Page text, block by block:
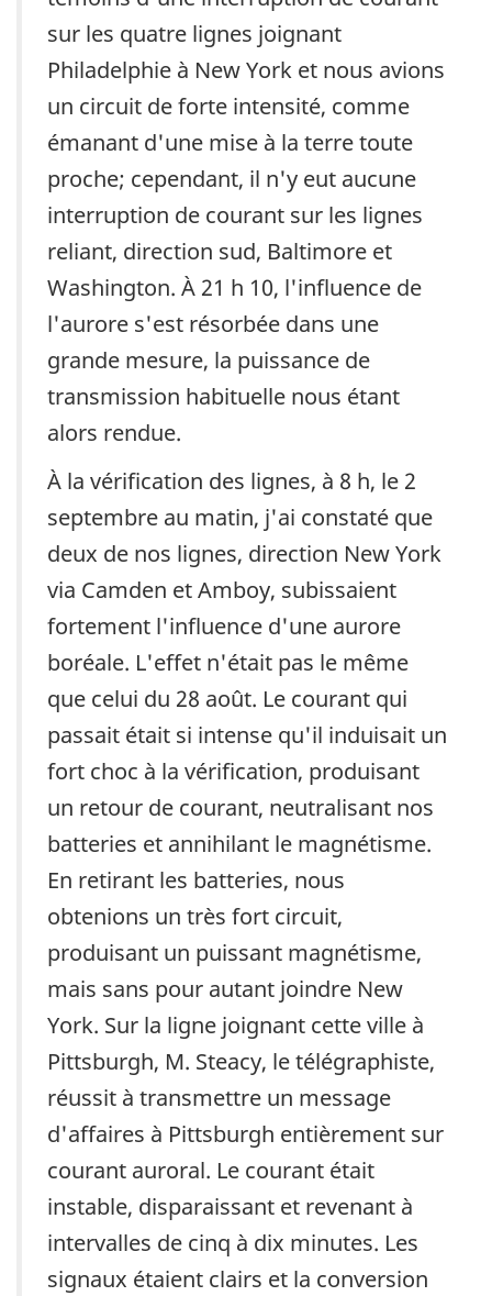
sur les quatre lignes joignant
Philadelphie à New York et nous avions
un circuit de forte intensité, comme
émanant d'une mise à la terre toute
proche; cependant, il n'y eut aucune
interruption de courant sur les lignes
reliant, direction sud, Baltimore et
Washington. À 21 h 10, l'influence de
l'aurore s'est résorbée dans une
grande mesure, la puissance de
transmission habituelle nous étant
alors rendue.
À la vérification des lignes, à 8 h, le 2
septembre au matin, j'ai constaté que
deux de nos lignes, direction New York
via Camden et Amboy, subissaient
fortement l'influence d'une aurore
boréale. L'effet n'était pas le même
que celui du 28 août. Le courant qui
passait était si intense qu'il induisait un
fort choc à la vérification, produisant
un retour de courant, neutralisant nos
batteries et annihilant le magnétisme.
En retirant les batteries, nous
obtenions un très fort circuit,
produisant un puissant magnétisme,
mais sans pour autant joindre New
York. Sur la ligne joignant cette ville à
Pittsburgh, M. Steacy, le télégraphiste,
réussit à transmettre un message
d'affaires à Pittsburgh entièrement sur
courant auroral. Le courant était
instable, disparaissant et revenant à
intervalles de cinq à dix minutes. Les
signaux étaient clairs et la conversion